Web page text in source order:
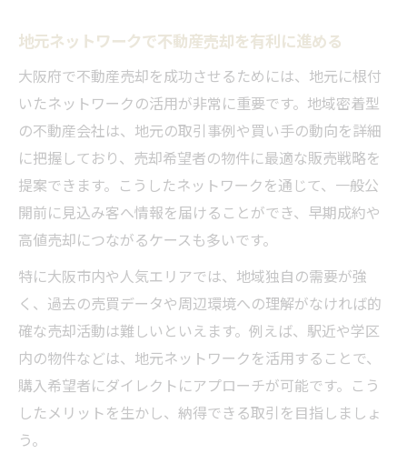
地元ネットワークで不動産売却を有利に進める
大阪府で不動産売却を成功させるためには、地元に根付
いたネットワークの活用が非常に重要です。地域密着型
の不動産会社は、地元の取引事例や買い手の動向を詳細
に把握しており、売却希望者の物件に最適な販売戦略を
提案できます。こうしたネットワークを通じて、一般公
開前に見込み客へ情報を届けることができ、早期成約や
高値売却につながるケースも多いです。
特に大阪市内や人気エリアでは、地域独自の需要が強
く、過去の売買データや周辺環境への理解がなければ的
確な売却活動は難しいといえます。例えば、駅近や学区
内の物件などは、地元ネットワークを活用することで、
購入希望者にダイレクトにアプローチが可能です。こう
したメリットを生かし、納得できる取引を目指しましょ
う。